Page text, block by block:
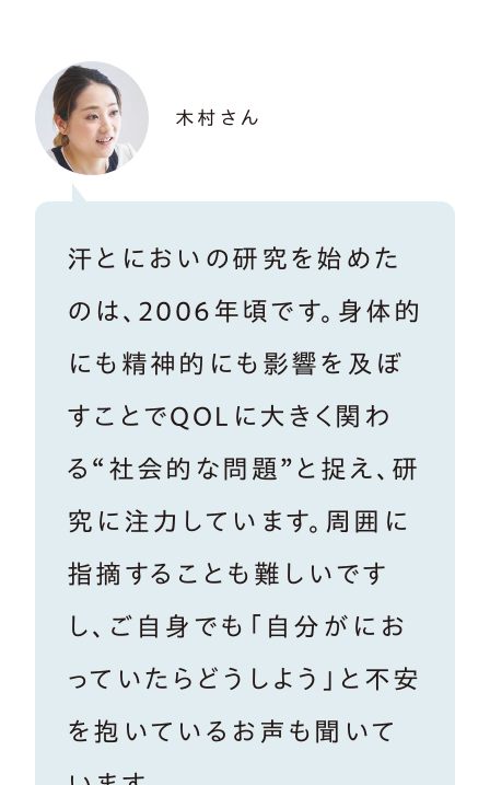
木村さん
汗とにおいの研究を始めた
のは、2006年頃です。身体的
にも精神的にも影響を及ぼ
すことでQOLに大きく関わ
る“社会的な問題”と捉え、研
究に注力しています。周囲に
指摘することも難しいです
し、ご自身でも「自分がにお
っていたらどうしよう」と不安
を抱いているお声も聞いて